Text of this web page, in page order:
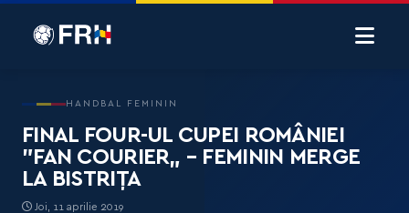
HANDBAL FEMININ
FINAL FOUR-UL CUPEI ROMÂNIEI
”FAN COURIER„ – FEMININ MERGE
LA BISTRIȚA
Joi, 11 aprilie 2019